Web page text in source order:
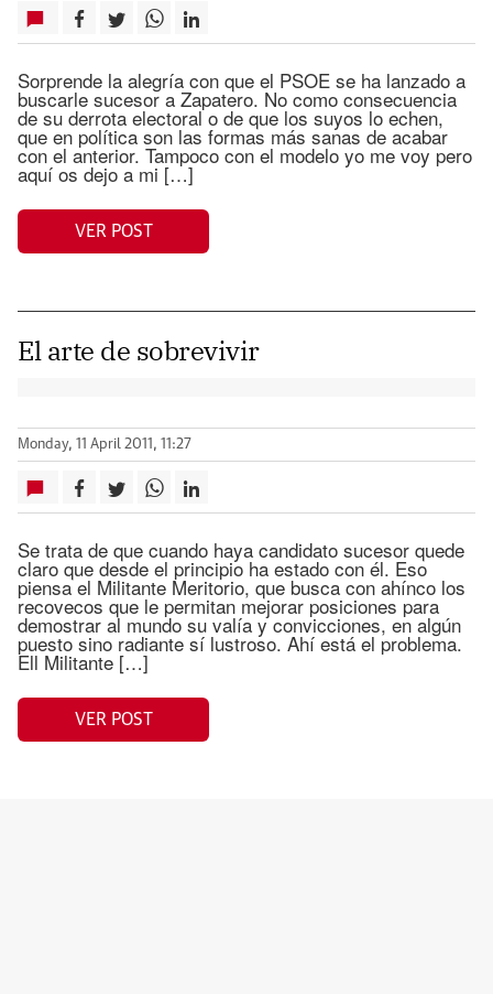
Sorprende la alegría con que el PSOE se ha lanzado a
buscarle sucesor a Zapatero. No como consecuencia
de su derrota electoral o de que los suyos lo echen,
que en política son las formas más sanas de acabar
con el anterior. Tampoco con el modelo yo me voy pero
aquí os dejo a mi […]
VER POST
El arte de sobrevivir
Monday, 11 April 2011, 11:27
Se trata de que cuando haya candidato sucesor quede
claro que desde el principio ha estado con él. Eso
piensa el Militante Meritorio, que busca con ahínco los
recovecos que le permitan mejorar posiciones para
demostrar al mundo su valía y convicciones, en algún
puesto sino radiante sí lustroso. Ahí está el problema.
Ell Militante […]
VER POST